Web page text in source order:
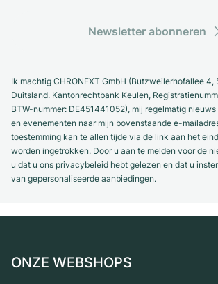
Newsletter abonneren
Ik machtig CHRONEXT GmbH (Butzweilerhofallee 4,
Duitsland. Kantonrechtbank Keulen,
BTW-nummer: DE451441052), mij regelmatig
en evenementen naar mijn bovenstaande e-
toestemming kan te allen tijde via de link aan het
worden ingetrokken. Door u aan te melden voor de
u dat u ons privacybeleid hebt gelezen en dat u
van gepersonaliseerde aanbiedingen.
ONZE WEBSHOPS